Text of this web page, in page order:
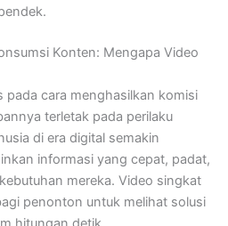
Konten: Mengapa Video
pada cara menghasilkan komisi
terletak pada perilaku
di era digital semakin
informasi yang cepat, padat,
mereka. Video singkat
penonton untuk melihat solusi